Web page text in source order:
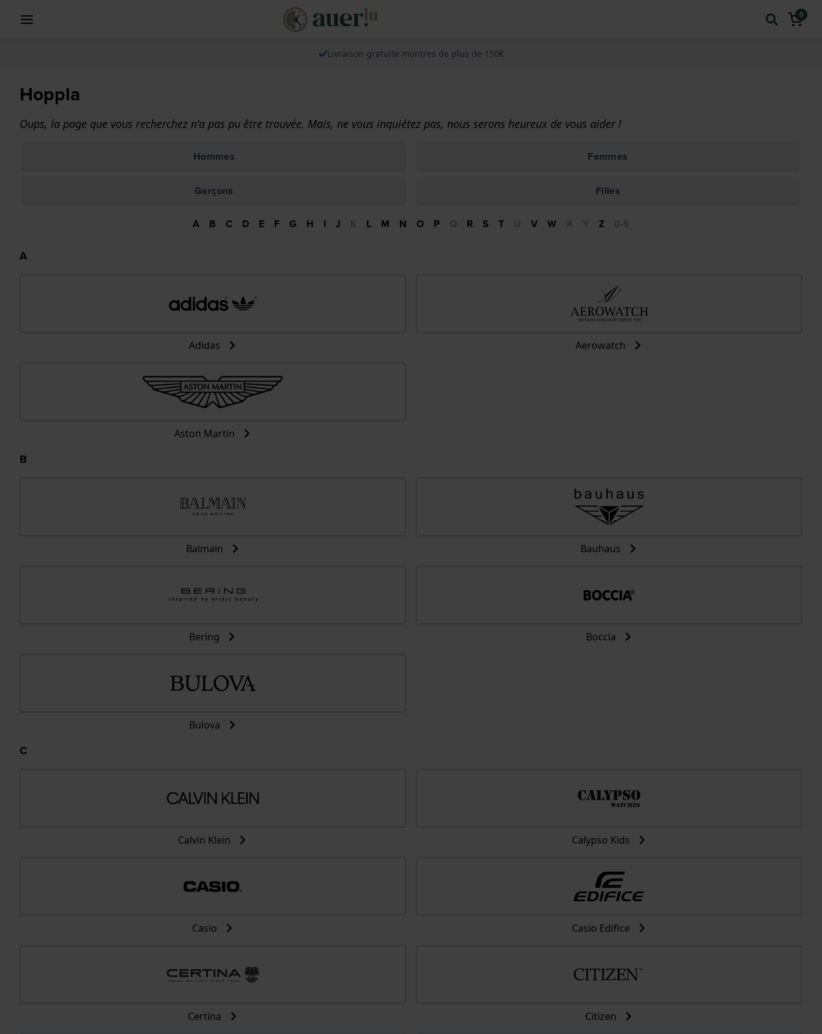
0
Livraison gratuite montres de plus de 150€
Hoppla
Oups, la page que vous recherchez n'a pas pu être trouvée. Mais, ne vous inquiétez pas, nous serons heureux de vous aider !
Hommes Femmes
Garçons Filles
A B C D E F G H I J K L M N O P Q R S T U V W X Y Z 0-9
A
Adidas Aerowatch
Aston Martin
B
Balmain Bauhaus
Bering Boccia
Bulova
C
Calvin Klein Calypso Kids
Casio Casio Edifice
Certina Citizen